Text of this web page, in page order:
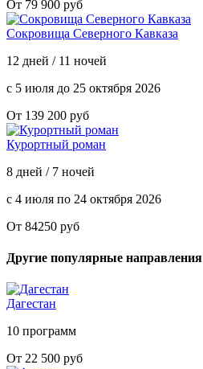
От 79 900 руб
Сокровища Северного Кавказа
12 дней / 11 ночей
с 5 июля до 25 октября 2026
От 139 200 руб
Курортный роман
8 дней / 7 ночей
с 4 июля по 24 октября 2026
От 84250 руб
Другие популярные направления
Дагестан
10 программ
От 22 500 руб